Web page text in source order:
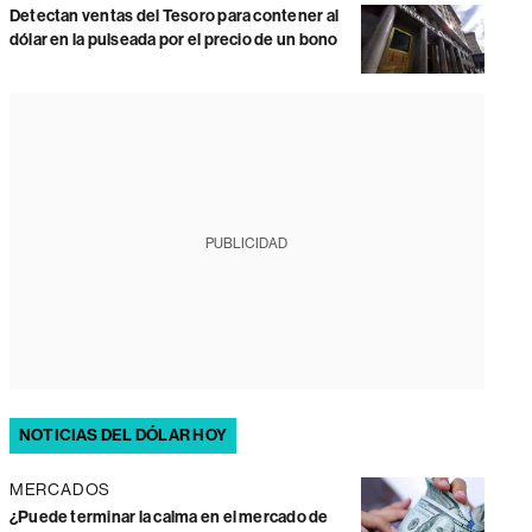
Detectan ventas del Tesoro para contener al
dólar en la pulseada por el precio de un bono
PUBLICIDAD
NOTICIAS DEL DÓLAR HOY
MERCADOS
¿Puede terminar la calma en el mercado de